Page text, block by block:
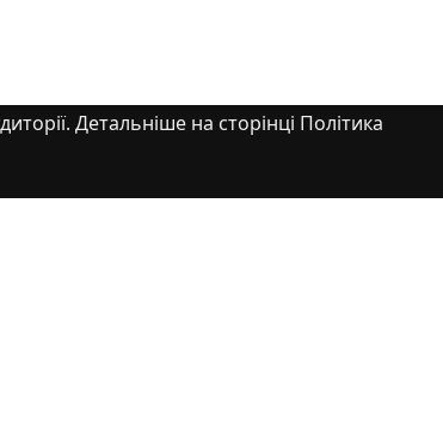
Детальніше на сторінці Політика